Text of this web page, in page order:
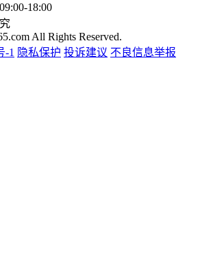
18:00
All Rights Reserved.
-1 隐私保护 投诉建议 不良信息举报